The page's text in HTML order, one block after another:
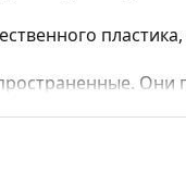
Они
всех линз,